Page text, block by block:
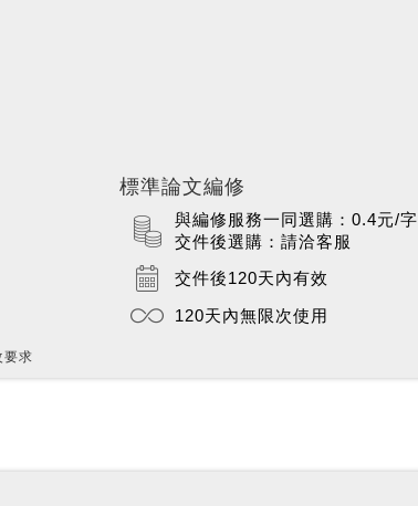
標準論文編修
與編修服務一同選購：0.4元/字
交件後選購：請洽客服
交件後120天內有效
120天內無限次使用
要求